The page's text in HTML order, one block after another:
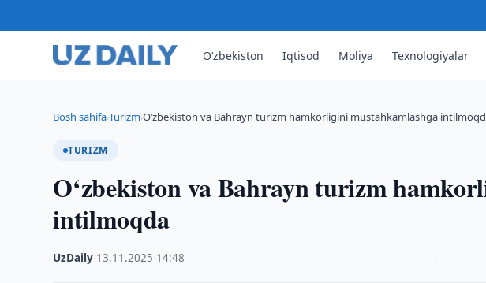
O‘zbekiston Iqtisod Moliya Texnologiyalar
Bosh sahifa›Turizm›O‘zbekiston va Bahrayn turizm hamkorligini mustahkamlashga
TURIZM
O‘zbekiston va Bahrayn turizm
intilmoqda
UzDaily 13.11.2025 14:48